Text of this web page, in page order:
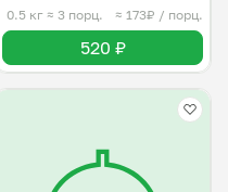
орехом
0.5 кг ≈ 3 порц. ≈ 173₽ / порц.
520 ₽